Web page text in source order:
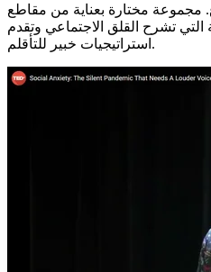
مجموعة مختارة بعناية من مقاطع
التي تشرح القلق الاجتماعي وتقدم
استراتيجيات خبير للتأقلم.